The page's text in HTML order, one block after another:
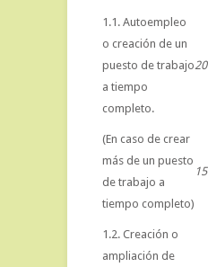
1.1. Autoempleo
o creación de un
puesto de trabajo
a tiempo
completo.
20
(En caso de crear
más de un puesto
de trabajo a
tiempo completo)
15
1.2. Creación o
ampliación de